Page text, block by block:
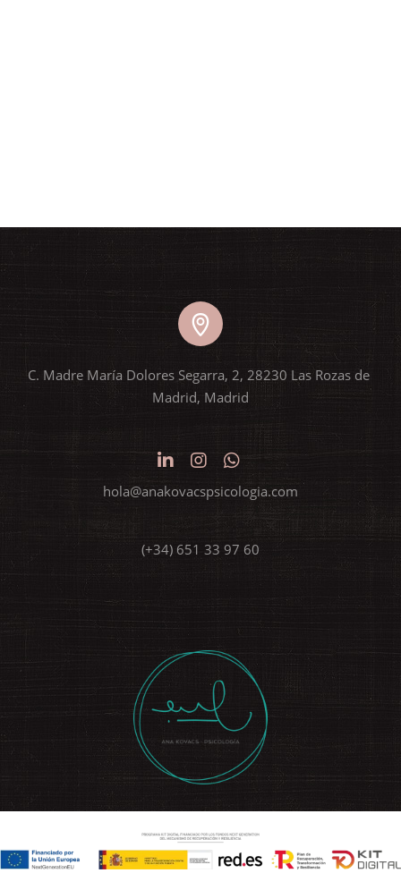
C. Madre María Dolores Segarra, 2, 28230 Las Rozas de
Madrid, Madrid
hola@anakovacspsicologia.com
(+34) 651 33 97 60